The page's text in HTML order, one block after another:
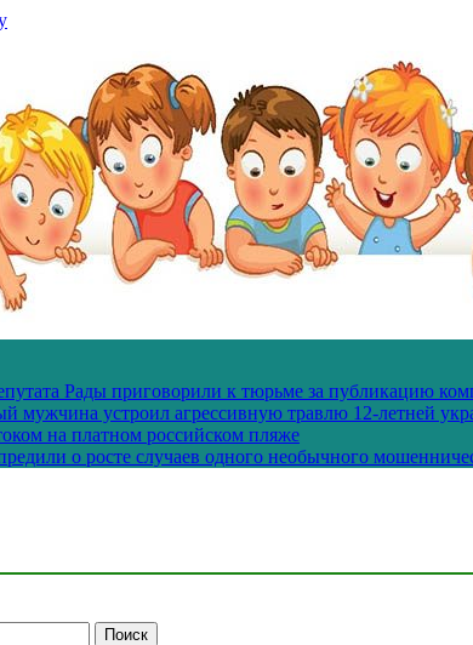
Рады приговорили к тюрьме за публикацию
мужчина устроил агрессивную травлю 12-летней
на платном российском пляже
о росте случаев одного необычного